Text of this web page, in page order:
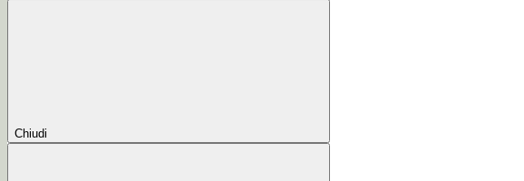
Chiudi